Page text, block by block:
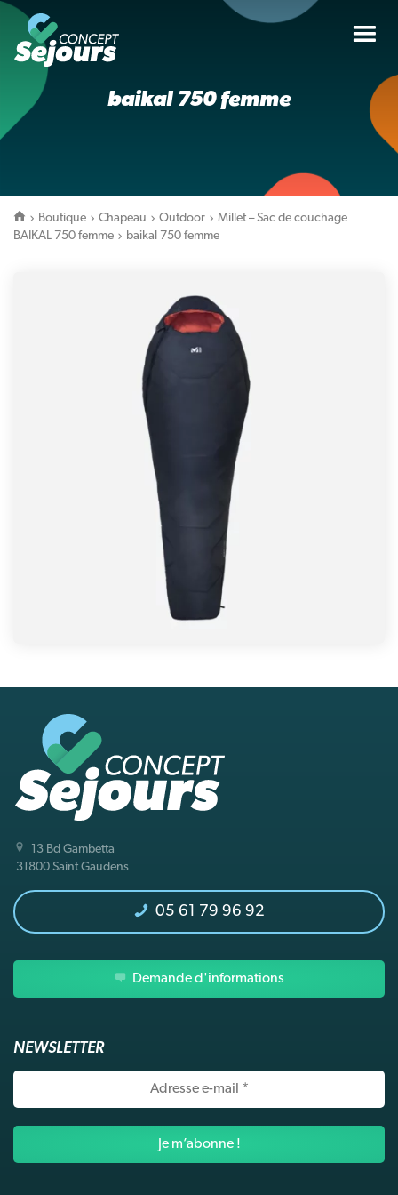
baikal 750 femme
Boutique Chapeau Outdoor
Millet – Sac de couchage
BAIKAL 750 femme
baikal 750 femme
13 Bd Gambetta
31800 Saint Gaudens
05 61 79 96 92
Demande d'informations
NEWSLETTER